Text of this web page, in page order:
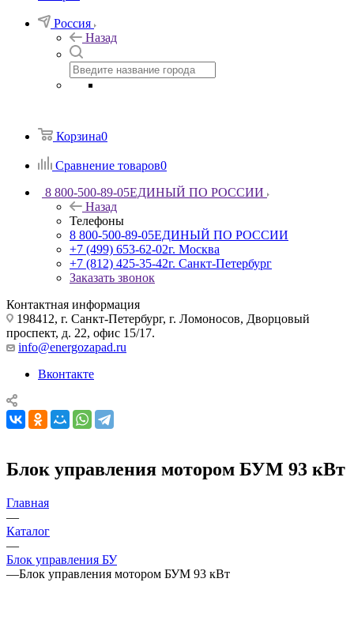
Россия
Назад
Корзина0
Сравнение товаров0
8 800-500-89-05ЕДИНЫЙ ПО РОССИИ
Назад
Телефоны
8 800-500-89-05ЕДИНЫЙ ПО РОССИИ
+7 (499) 653-62-02г. Москва
+7 (812) 425-35-42г. Санкт-Петербург
Заказать звонок
Контактная информация
198412, г. Санкт-Петербург, г. Ломоносов, Дворцовый
проспект, д. 22, офис 15/17.
info@energozapad.ru
Вконтакте
Блок управления мотором БУМ 93 кВт
Главная
—
Каталог
—
Блок управления БУ
—Блок управления мотором БУМ 93 кВт